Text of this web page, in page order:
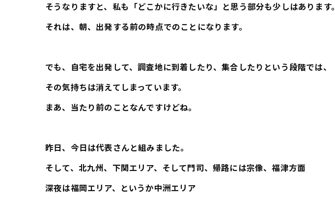
そうなりますと、私も「どこかに行きたいな」と思う部分も少しはあります。
それは、朝、出発する前の時点でのことになります。
でも、自宅を出発して、調査地に到着したり、集合したりという段階では、
その気持ちは消えてしまっています。
まあ、当たり前のことなんですけどね。
昨日、今日は代表さんと組みました。
そして、北九州、下関エリア、そして門司、帰路には宗像、福津方面
深夜は福岡エリア、というか中洲エリア